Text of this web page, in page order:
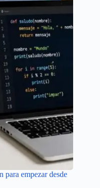
para empezar desde